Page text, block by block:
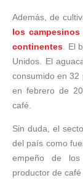
Además, de
los
continentes . El
Unidos. El
consumido en 32
en febrero de
café.
Sin duda, el
del país como
empeño de
productor de